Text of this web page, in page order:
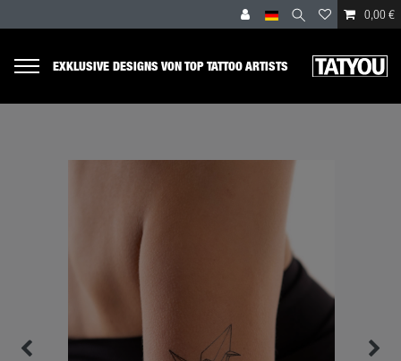
0,00 €
EXKLUSIVE DESIGNS VON TOP TATTOO ARTISTS